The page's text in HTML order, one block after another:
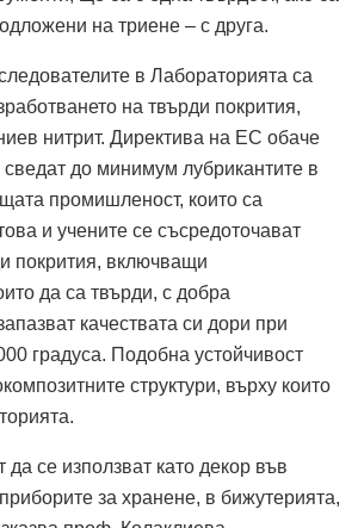
на триене – с друга.
в Лабораторията са
на твърди покрития,
нитрит. Директива на ЕС обаче
до минимум лубрикантите в
промишленост, които са
и учените се съсредоточават
покрития, включващи
да са твърди, с добра
качествата си дори при
градуса. Подобна устойчивост
структури, върху които
да се използват като декор във
за хранене, в бижутерията,